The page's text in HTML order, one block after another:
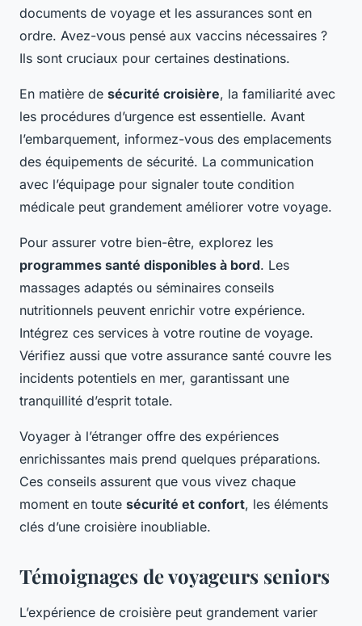
documents de voyage et les assurances sont en
ordre. Avez-vous pensé aux vaccins nécessaires ?
Ils sont cruciaux pour certaines destinations.
En matière de sécurité croisière, la familiarité avec
les procédures d’urgence est essentielle. Avant
l’embarquement, informez-vous des emplacements
des équipements de sécurité. La communication
avec l’équipage pour signaler toute condition
médicale peut grandement améliorer votre voyage.
Pour assurer votre bien-être, explorez les
programmes santé disponibles à bord. Les
massages adaptés ou séminaires conseils
nutritionnels peuvent enrichir votre expérience.
Intégrez ces services à votre routine de voyage.
Vérifiez aussi que votre assurance santé couvre les
incidents potentiels en mer, garantissant une
tranquillité d’esprit totale.
Voyager à l’étranger offre des expériences
enrichissantes mais prend quelques préparations.
Ces conseils assurent que vous vivez chaque
moment en toute sécurité et confort, les éléments
clés d’une croisière inoubliable.
Témoignages de voyageurs seniors
L’expérience de croisière peut grandement varier